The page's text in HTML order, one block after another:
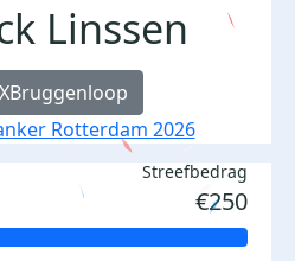
Linssen
Rotterdam 2026
Streefbedrag
€250